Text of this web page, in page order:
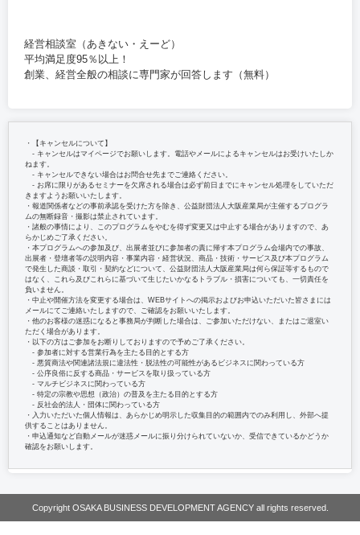
経営相談室（あきない・えーど）
平均満足度95％以上！
創業、経営全般の相談に専門家が回答します（無料）
・【キャンセルについて】
‐ キャンセルはマイページでお願いします。電話やメールによるキャンセルはお受けいたしか
ねます。
‐ キャンセルできない場合はお問合せ先までご連絡ください。
‐ お席に限りがあるセミナーを欠席される場合は必ず前日までにキャンセル処理をしていただ
きますようお願いいたします。
・報道関係者などの事前承認を受けた方を除き、公益財団法人大阪産業局が主催するプログラ
ムの無断録音・撮影は禁止されています。
・諸般の事情により、このプログラムをやむを得ず変更又は中止する場合がありますので、あ
らかじめご了承ください。
・本プログラムへの参加及び、出展者並びに参加者の責に帰す本プログラム会場内での事故、
出展者・登壇者等の説明内容・事業内容・経営状況、商品・技術・サービス及び本プログラム
で発生した商談・取引・契約などについて、公益財団法人大阪産業局は何ら保証等するもので
はなく、これら及びこれらに基づいて生じたいかなるトラブル・損害についても、一切責任を
負いません。
・中止や開催方法を変更する場合は、WEBサイトへの掲示およびお申込いただいた皆さまには
メールにてご連絡いたしますので、ご確認をお願いいたします。
・他のお客様の迷惑になると事務局が判断した場合は、ご参加いただけない、またはご退室い
ただく場合があります。
・以下の方はご参加をお断りしておりますので予めご了承ください。
‐ 参加者に対する営業行為を主たる目的とする方
‐ 悪質商法や関連諸法規に違法性・脱法性の可能性があるビジネスに関わっている方
‐ 公序良俗に反する商品・サービスを取り扱っている方
‐ マルチビジネスに関わっている方
‐ 特定の宗教や思想（政治）の普及を主たる目的とする方
‐ 反社会的法人・団体に関わっている方
・入力いただいた個人情報は、あらかじめ明示した収集目的の範囲内でのみ利用し、外部へ提
供することはありません。
・申込通知など自動メールが迷惑メールに振り分けられていないか、受信できているかどうか
確認をお願いします。
Copyright OSAKA BUSINESS DEVELOPMENT AGENCY all rights reserved.